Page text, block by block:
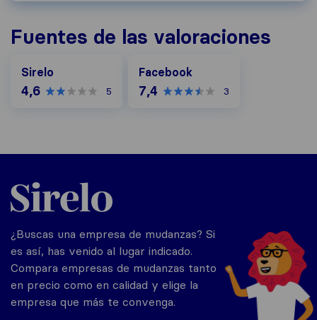
Fuentes de las valoraciones
Sirelo
4,6 5
Facebook
7,4 3
Sirelo.es
¿Buscas una empresa de mudanzas? Si
es así, has venido al lugar indicado.
Compara empresas de mudanzas tanto
en precio como en calidad y elige la
empresa que más te convenga.